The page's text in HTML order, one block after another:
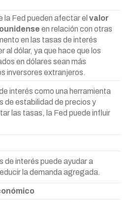
la Fed pueden afectar el valor
en relación con otras
en las tasas de interés
al dólar, ya que hace que los
en dólares sean más
inversores extranjeros.
interés como una herramienta
de estabilidad de precios y
las tasas, la Fed puede influir
de interés puede ayudar a
la demanda agregada.